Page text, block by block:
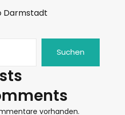
Darmstadt
Suchen
vorhanden.